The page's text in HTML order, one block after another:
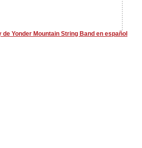
de Yonder Mountain String Band en español